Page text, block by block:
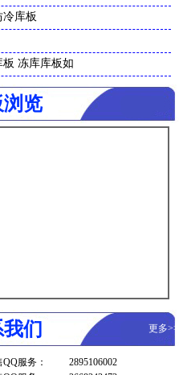
库板
板 冻库库板如
浏览
们 更多>>
服务：
2895106002